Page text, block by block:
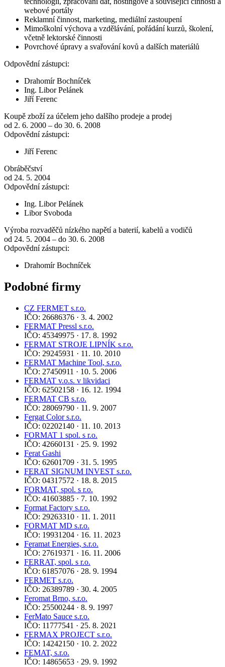
webové portály
Reklamní činnost, marketing, mediální zastoupení
Mimoškolní výchova a vzdělávání, pořádání kurzů, školení,
včetně lektorské činnosti
Povrchové úpravy a svařování kovů a dalších materiálů
Odpovědní zástupci:
Drahomír Bochníček
Ing. Libor Pelánek
Jiří Ferenc
Koupě zboží za účelem jeho dalšího prodeje a prodej
od 2. 6. 2000 – do 30. 6. 2008
Odpovědní zástupci:
Jiří Ferenc
Obráběčství
od 24. 5. 2004
Odpovědní zástupci:
Ing. Libor Pelánek
Libor Svoboda
Výroba rozvaděčů nízkého napětí a baterií, kabelů a vodičů
od 24. 5. 2004 – do 30. 6. 2008
Odpovědní zástupci:
Drahomír Bochníček
Podobné firmy
CZ FERMET s.r.o.
IČO: 26686376 · 3. 4. 2002
FERMAT Pressl s.r.o.
IČO: 45349975 · 17. 8. 1992
FERMAT STROJE LIPNÍK s.r.o.
IČO: 29245931 · 11. 10. 2010
FERMAT Machine Tool, s.r.o.
IČO: 27450911 · 10. 5. 2006
FERMAT v.o.s. v likvidaci
IČO: 62502158 · 16. 12. 1994
FERMAT CB s.r.o.
IČO: 28069790 · 11. 9. 2007
Fergat Color s.r.o.
IČO: 02202140 · 11. 10. 2013
FORMAT 1 spol. s r.o.
IČO: 42660131 · 25. 9. 1992
Ferat Gashi
IČO: 62601709 · 31. 5. 1995
FERAT SIGNUM INVEST s.r.o.
IČO: 04317572 · 18. 8. 2015
FORMAT, spol. s r.o.
IČO: 41603885 · 7. 10. 1992
Format Factory s.r.o.
IČO: 29263310 · 11. 1. 2011
FORMAT MD s.r.o.
IČO: 19931204 · 16. 11. 2023
Feramat Energies, s.r.o.
IČO: 27619371 · 16. 11. 2006
FERRAT, spol. s r.o.
IČO: 61857076 · 28. 9. 1994
FERMET s.r.o.
IČO: 26389789 · 30. 4. 2005
Feromat Brno, s.r.o.
IČO: 25500244 · 8. 9. 1997
FerMato Sauce s.r.o.
IČO: 11777541 · 25. 8. 2021
FERMAX PROJECT s.r.o.
IČO: 14242150 · 10. 2. 2022
FEMAT, s.r.o.
IČO: 14865653 · 29. 9. 1992